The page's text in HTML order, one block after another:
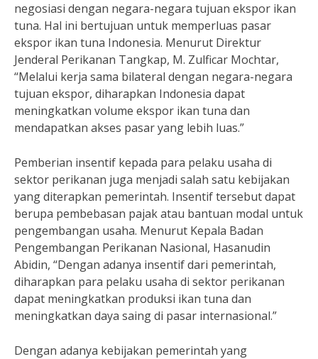
negosiasi dengan negara-negara tujuan ekspor ikan
tuna. Hal ini bertujuan untuk memperluas pasar
ekspor ikan tuna Indonesia. Menurut Direktur
Jenderal Perikanan Tangkap, M. Zulficar Mochtar,
“Melalui kerja sama bilateral dengan negara-negara
tujuan ekspor, diharapkan Indonesia dapat
meningkatkan volume ekspor ikan tuna dan
mendapatkan akses pasar yang lebih luas.”
Pemberian insentif kepada para pelaku usaha di
sektor perikanan juga menjadi salah satu kebijakan
yang diterapkan pemerintah. Insentif tersebut dapat
berupa pembebasan pajak atau bantuan modal untuk
pengembangan usaha. Menurut Kepala Badan
Pengembangan Perikanan Nasional, Hasanudin
Abidin, “Dengan adanya insentif dari pemerintah,
diharapkan para pelaku usaha di sektor perikanan
dapat meningkatkan produksi ikan tuna dan
meningkatkan daya saing di pasar internasional.”
Dengan adanya kebijakan pemerintah yang